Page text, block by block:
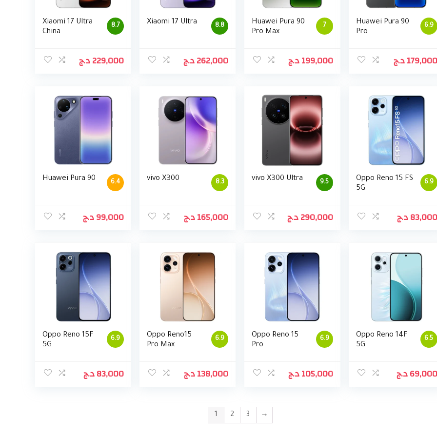
8.7
Xiaomi 17 Ultra
China
229,000د.ج
8.8
Xiaomi 17 Ultra
262,000د.ج
7
Huawei Pura 90
Pro Max
199,000د.ج
6.9
Huawei Pura 90
Pro
179,000د.ج
6.4
Huawei Pura 90
99,000د.ج
8.3
vivo X300
165,000د.ج
9.5
vivo X300 Ultra
290,000د.ج
6.9
Oppo Reno 15 FS
5G
83,000د.ج
6.9
Oppo Reno 15F
5G
83,000د.ج
6.9
Oppo Reno15
Pro Max
138,000د.ج
6.9
Oppo Reno 15
Pro
105,000د.ج
6.5
Oppo Reno 14F
5G
69,000د.ج
1 2 3 →